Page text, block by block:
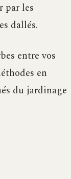
par les
dallés.
entre vos
en
du jardinage